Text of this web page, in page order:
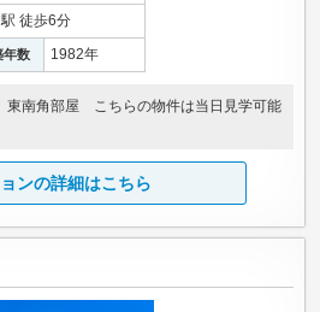
徒歩6分
年数 1982年
南角部屋 こちらの物件は当日見学可能
ンの詳細はこちら